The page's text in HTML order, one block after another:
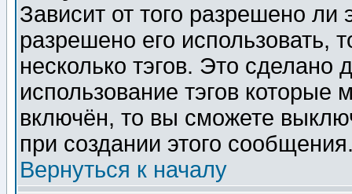
Зависит от того разрешено
разрешено его использовать,
несколько тэгов. Это сделано
использование тэгов
включён, то вы сможете
при создании этого
Вернуться к началу